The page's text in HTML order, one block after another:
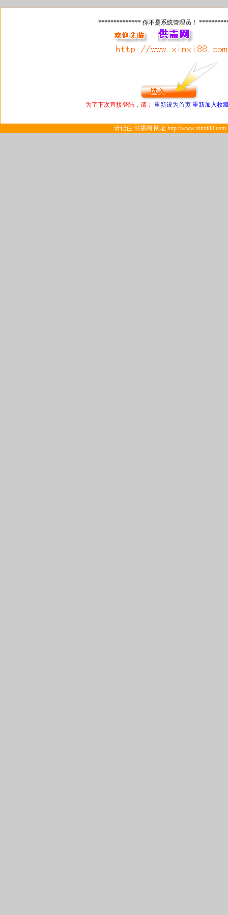
************** 你不是系统管理员！
为了下次直接登陆，请： 重新设为首页 重新加入收
请记住 供需网 网址 http://www.xinxi88.com